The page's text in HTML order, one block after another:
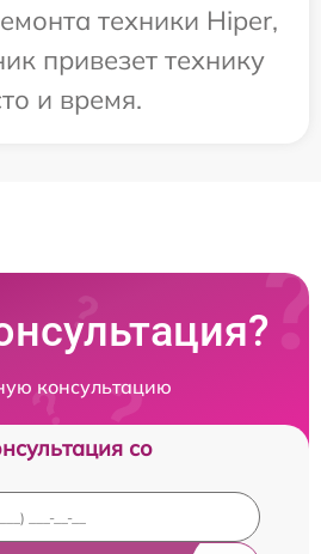
техники Hiper,
привезет технику
и время.
консультацию
со